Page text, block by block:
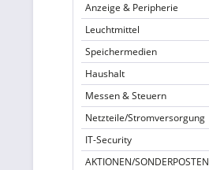
Anzeige & Peripherie
Leuchtmittel
Speichermedien
Haushalt
Messen & Steuern
Netzteile/Stromversorgung
IT-Security
AKTIONEN/SONDERPOSTEN